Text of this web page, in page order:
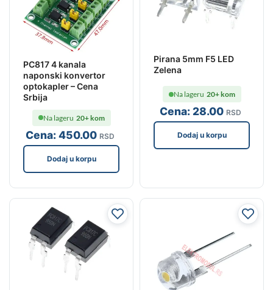
PC817 4 kanala
naponski konvertor
optokapler – Cena
Srbija
Cena:450.00 RSD
Na lageru 20+ kom
Dodaj u korpu
Pirana 5mm F5 LED
Zelena
Cena: 28.00 RSD
Na lageru 20+ kom
Dodaj u korpu